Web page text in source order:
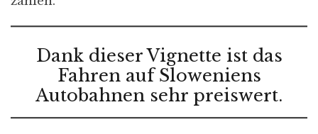
Dank dieser Vignette ist das
Fahren auf Sloweniens
Autobahnen sehr preiswert.